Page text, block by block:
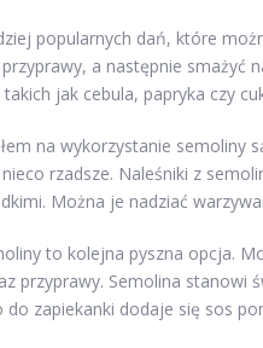
popularnych dań, które
a następnie smażyć
jak cebula, papryka czy
na wykorzystanie semoliny
rzadsze. Naleśniki z
Można je nadziać
to kolejna pyszna opcja.
przyprawy. Semolina stanowi
do zapiekanki dodaje się sos